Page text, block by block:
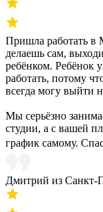
Пришла работать в
делаешь сам,
ребёнком. Ребёнок
работать, потому
всегда могу выйти
Мы серьёзно
студии, а с вашей
график самому.
Дмитрий из Санкт-